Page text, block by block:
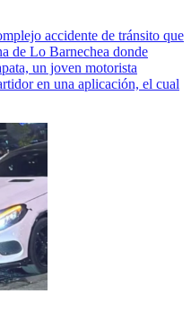
accidente de tránsito que
de Lo Barnechea donde
un joven motorista
en una aplicación, el cual